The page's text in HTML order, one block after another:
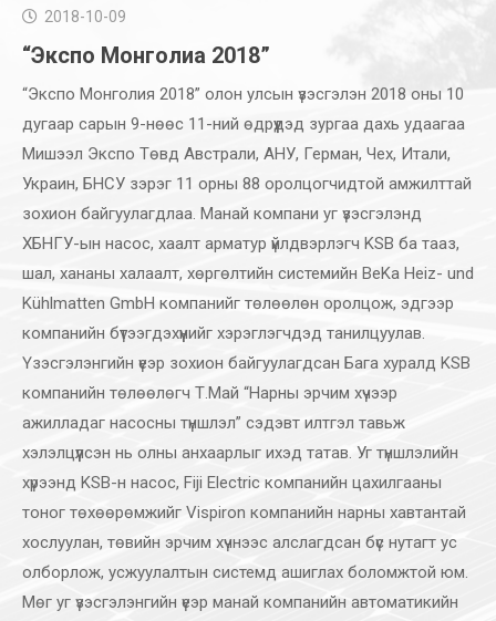
2018-10-09
“Экспо Монголиа 2018”
“Экспо Монголия 2018” олон улсын үзэсгэлэн 2018 оны 10
дугаар сарын 9-нөөс 11-ний өдрүүдэд зургаа дахь удаагаа
Мишээл Экспо Төвд Австрали, АНУ, Герман, Чех, Итали,
Украин, БНСУ зэрэг 11 орны 88 оролцогчидтой амжилттай
зохион байгуулагдлаа. Манай компани уг үзэсгэлэнд
ХБНГУ-ын насос, хаалт арматур үйлдвэрлэгч KSB ба тааз,
шал, хананы халаалт, хөргөлтийн системийн BeKa Heiz- und
Kühlmatten GmbH компанийг төлөөлөн оролцож, эдгээр
компанийн бүтээгдэхүүнийг хэрэглэгчдэд танилцуулав.
Үзэсгэлэнгийн үеэр зохион байгуулагдсан Бага хуралд KSB
компанийн төлөөлөгч Т.Май “Нарны эрчим хүчээр
ажилладаг насосны түншлэл” сэдэвт илтгэл тавьж
хэлэлцүүлсэн нь олны анхаарлыг ихэд татав. Уг түншлэлийн
хүрээнд KSB-н насос, Fiji Electric компанийн цахилгааны
тоног төхөөрөмжийг Vispiron компанийн нарны хавтантай
хослуулан, төвийн эрчим хүчнээс алслагдсан бүс нутагт ус
олборлож, усжуулалтын системд ашиглах боломжтой юм.
Мөг уг үзэсгэлэнгийн үеэр манай компанийн автоматикийн